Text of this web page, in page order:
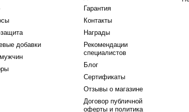
добавки
Гарантия
Контакты
Награды
Рекомендации
специалистов
Блог
Сертификаты
Отзывы о магазине
Договор публичной
оферты и политика